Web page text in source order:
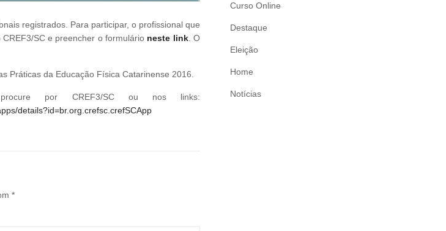
registrados. Para participar, o profissional que
SC e preencher o formulário neste link. O
Práticas da Educação Física Catarinense 2016.
por CREF3/SC ou nos links:
details?id=br.org.crefsc.crefSCApp
*
Curso Online
Destaque
Eleição
Home
Notícias